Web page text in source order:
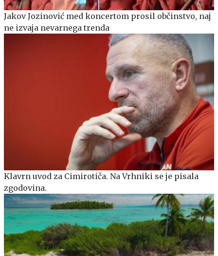
Jakov Jozinović med koncertom prosil občinstvo, naj
ne izvaja nevarnega trenda
Klavrn uvod za Cimirotiča. Na Vrhniki se je pisala
zgodovina.